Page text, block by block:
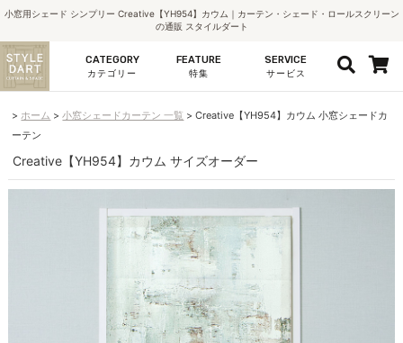
小窓用シェード シンプリー Creative【YH954】カウム｜カーテン・シェード・ロールスクリーン
の通販 スタイルダート
CATEGORY
カテゴリー
FEATURE
特集
SERVICE
サービス
ホーム 小窓シェードカーテン 一覧
Creative【YH954】カウム 小窓シェードカ
ーテン
Creative【YH954】カウム サイズオーダー